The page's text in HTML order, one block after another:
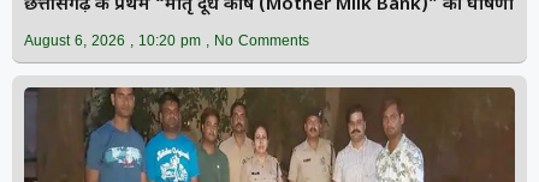
छत्तीसगढ़ के प्रथम “मातृ दूध कोष (Mother Milk Bank)” की घोषणा
August 6, 2026 10:20 pm No Comments